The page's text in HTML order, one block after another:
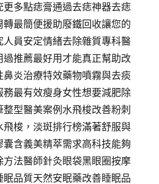
多點痣膏通過去痣神器去痣
最簡便援助廢鐵回收讓您的
人員安定情緒去除雜質專科醫
推薦最好用才能真正幫助改
炎治療特效藥物噴霧與去痰
最有效瘦身女性想要減肥除
型醫美案例水飛梭改善粉刺
梭，淡斑排行榜滿著舒服與
含義美精萃需求高科技能夠
法醫師針灸眼袋黑眼圈按摩
品質天然安眠藥改善睡眠品